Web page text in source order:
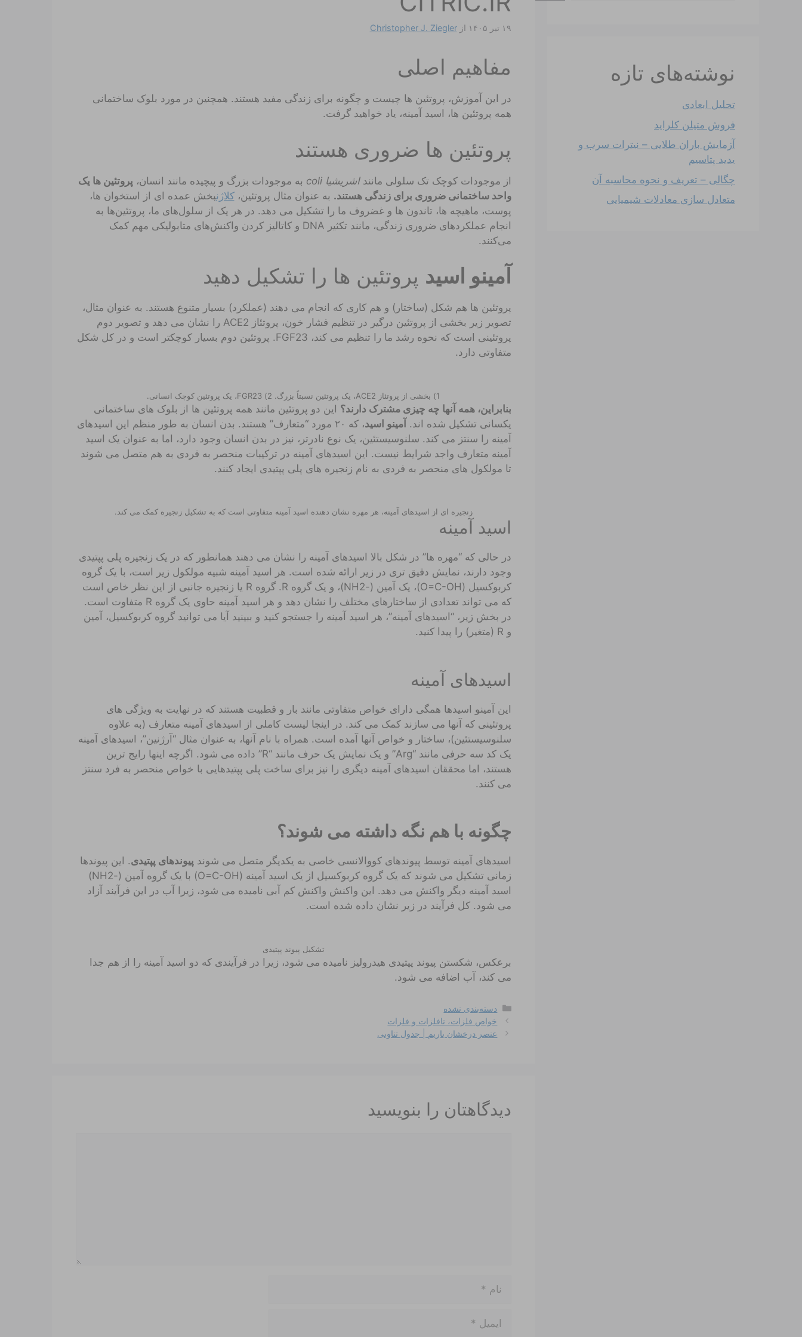
۱۹ تیر ۱۴۰۵ ازChristopher J. Ziegler
مفاهیم اصلی
در این آموزش، پروتئین ها چیست و چگونه برای زندگی مفید هستند. همچنین در مورد بلوک ساختمانی
همه پروتئین ها، اسید آمینه، یاد خواهید گرفت.
پروتئین ها ضروری هستند
از موجودات کوچک تک سلولی ماننداشریشیا coli به موجودات بزرگ و پیچیده مانند انسان، پروتئین ها یک
واحد ساختمانی ضروری برای زندگی هستند. به عنوان مثال پروتئین،کلاژنبخش عمده ای از استخوان ها،
پوست، ماهیچه ها، تاندون ها و غضروف ما را تشکیل می دهد. در هر یک از سلول‌های ما، پروتئین‌ها به
انجام عملکردهای ضروری زندگی، مانند تکثیر DNA و کاتالیز کردن واکنش‌های متابولیکی مهم کمک
می‌کنند.
آمینو اسید پروتئین ها را تشکیل دهید
پروتئین ها هم شکل (ساختار) و هم کاری که انجام می دهند (عملکرد) بسیار متنوع هستند. به عنوان مثال،
تصویر زیر بخشی از پروتئین درگیر در تنظیم فشار خون، پروتئاز ACE2 را نشان می دهد و تصویر دوم
پروتئینی است که نحوه رشد ما را تنظیم می کند، FGF23. پروتئین دوم بسیار کوچکتر است و در کل شکل
متفاوتی دارد.
1) بخشی از پروتئاز ACE2، یک پروتئین نسبتاً بزرگ. 2) FGR23، یک پروتئین کوچک انسانی.
بنابراین، همه آنها چه چیزی مشترک دارند؟ این دو پروتئین مانند همه پروتئین ها از بلوک های ساختمانی
یکسانی تشکیل شده اند. آمینو اسید
، که ۲۰ مورد “متعارف” هستند. بدن انسان به طور منظم این اسیدهای
آمینه را سنتز می کند. سلنوسیستئین، یک نوع نادرتر، نیز در بدن انسان وجود دارد، اما به عنوان یک اسید
آمینه متعارف واجد شرایط نیست. این اسیدهای آمینه در ترکیبات منحصر به فردی به هم متصل می شوند
تا مولکول های منحصر به فردی به نام زنجیره های پلی پپتیدی ایجاد کنند.
زنجیره ای از اسیدهای آمینه، هر مهره نشان دهنده اسید آمینه متفاوتی است که به تشکیل زنجیره کمک می کند.
اسید آمینه
در حالی که “مهره ها” در شکل بالا اسیدهای آمینه را نشان می دهند همانطور که در یک زنجیره پلی پپتیدی
وجود دارند، نمایش دقیق تری در زیر ارائه شده است. هر اسید آمینه شبیه مولکول زیر است، با یک گروه
کربوکسیل (O=C-OH)، یک آمین (-NH2)، و یک گروه R. گروه R یا زنجیره جانبی از این نظر خاص است
که می تواند تعدادی از ساختارهای مختلف را نشان دهد و هر اسید آمینه حاوی یک گروه R متفاوت است.
در بخش زیر، “اسیدهای آمینه”، هر اسید آمینه را جستجو کنید و ببینید آیا می توانید گروه کربوکسیل، آمین
و R (متغیر) را پیدا کنید.
اسیدهای آمینه
این آمینو اسیدها همگی دارای خواص متفاوتی مانند بار و قطبیت هستند که در نهایت به ویژگی های
پروتئینی که آنها می سازند کمک می کند. در اینجا لیست کاملی از اسیدهای آمینه متعارف (به علاوه
سلنوسیستئین)، ساختار و خواص آنها آمده است. همراه با نام آنها، به عنوان مثال “آرژنین”، اسیدهای آمینه
یک کد سه حرفی مانند “Arg” و یک نمایش یک حرف مانند “R” داده می شود. اگرچه اینها رایج ترین
هستند، اما محققان اسیدهای آمینه دیگری را نیز برای ساخت پلی پپتیدهایی با خواص منحصر به فرد سنتز
می کنند.
چگونه با هم نگه داشته می شوند؟
اسیدهای آمینه توسط پیوندهای کووالانسی خاصی به یکدیگر متصل می شوند پیوندهای پپتیدی. این پیوندها
زمانی تشکیل می شوند که یک گروه کربوکسیل از یک اسید آمینه (O=C-OH) با یک گروه آمین (-NH2)
اسید آمینه دیگر واکنش می دهد. این واکنش واکنش کم آبی نامیده می شود، زیرا آب در این فرآیند آزاد
می شود. کل فرآیند در زیر نشان داده شده است.
تشکیل پیوند پپتیدی
برعکس، شکستن پیوند پپتیدی هیدرولیز نامیده می شود، زیرا در فرآیندی که دو اسید آمینه را از هم جدا
می کند، آب اضافه می شود.
دسته‌ها
دسته‌بندی نشده
خواص فلزات، نافلزات و فلزات
عنصر درخشان باریم | جدول تناوبی
دیدگاهتان را بنویسید
نوشته‌های تازه
تحلیل ابعادی
فروش متیلن کلراید
آزمایش باران طلایی – نیترات سرب و
یدید پتاسیم
چگالی – تعریف و نحوه محاسبه آن
متعادل سازی معادلات شیمیایی